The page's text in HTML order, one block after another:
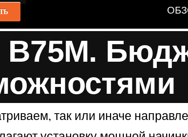
так или иначе